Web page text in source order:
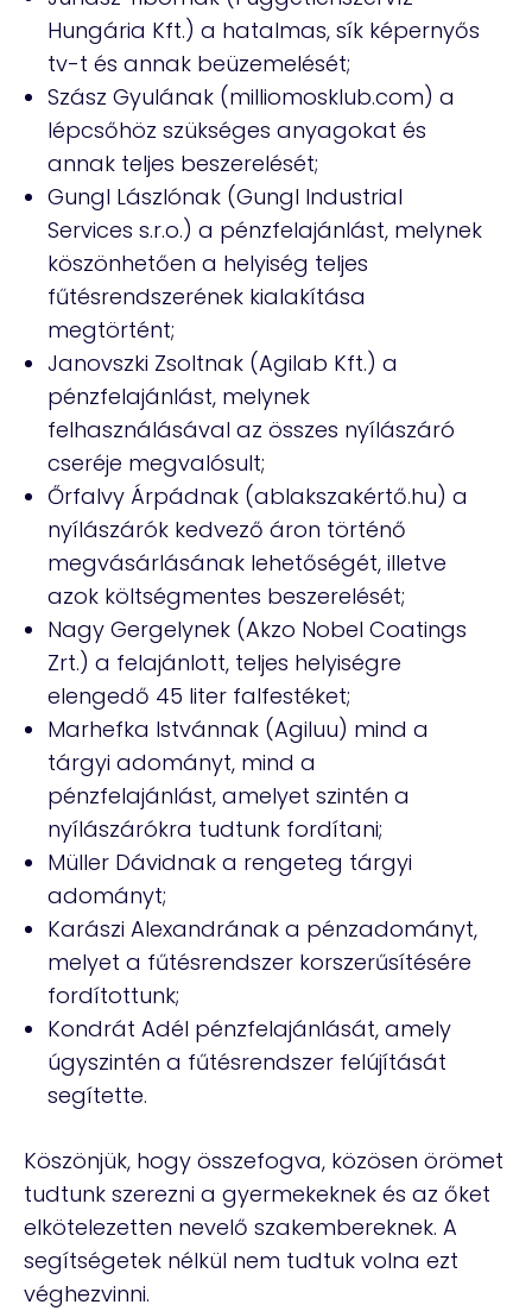
Hungária Kft.) a hatalmas, sík képernyős
tv-t és annak beüzemelését;
Szász Gyulának (milliomosklub.com) a
lépcsőhöz szükséges anyagokat és
annak teljes beszerelését;
Gungl Lászlónak (Gungl Industrial
Services s.r.o.) a pénzfelajánlást, melynek
köszönhetően a helyiség teljes
fűtésrendszerének kialakítása
megtörtént;
Janovszki Zsoltnak (Agilab Kft.) a
pénzfelajánlást, melynek
felhasználásával az összes nyílászáró
cseréje megvalósult;
Őrfalvy Árpádnak (ablakszakértő.hu) a
nyílászárók kedvező áron történő
megvásárlásának lehetőségét, illetve
azok költségmentes beszerelését;
Nagy Gergelynek (Akzo Nobel Coatings
Zrt.) a felajánlott, teljes helyiségre
elengedő 45 liter falfestéket;
Marhefka Istvánnak (Agiluu) mind a
tárgyi adományt, mind a
pénzfelajánlást, amelyet szintén a
nyílászárókra tudtunk fordítani;
Müller Dávidnak a rengeteg tárgyi
adományt;
Karászi Alexandrának a pénzadományt,
melyet a fűtésrendszer korszerűsítésére
fordítottunk;
Kondrát Adél pénzfelajánlását, amely
úgyszintén a fűtésrendszer felújítását
segítette.
Köszönjük, hogy összefogva, közösen örömet
tudtunk szerezni a gyermekeknek és az őket
elkötelezetten nevelő szakembereknek. A
segítségetek nélkül nem tudtuk volna ezt
véghezvinni.